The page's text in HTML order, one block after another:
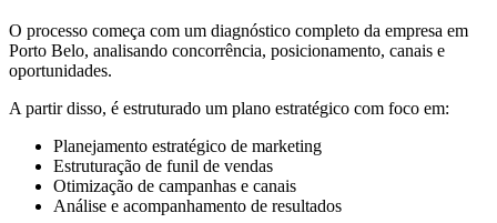
O processo começa com um diagnóstico completo da empresa em
Porto Belo, analisando concorrência, posicionamento, canais e
oportunidades.
A partir disso, é estruturado um plano estratégico com foco em:
Planejamento estratégico de marketing
Estruturação de funil de vendas
Otimização de campanhas e canais
Análise e acompanhamento de resultados